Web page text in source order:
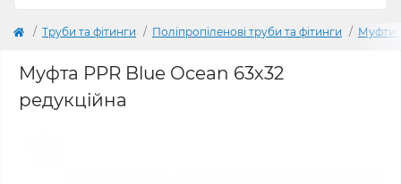
Труби та фітинги Поліпропіленові труби та фітинги Муфти
Муфта PPR Blue Ocean 63х32
редукційна